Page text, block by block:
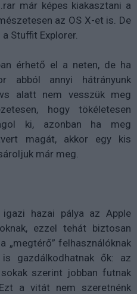
már képes kiakasztani a
az OS X-et is. De
Stuffit Explorer.
érhető el a neten, de ha
abból annyi hátrányunk
alatt nem vesszük meg
hogy tökéletesen
ki, azonban ha meg
magát, akkor egy kis
már meg.
hazai pálya az Apple
ezzel tehát biztosan
„megtérő” felhasználóknak
gazdálkodhatnak ők: az
szerint jobban futnak
a vitát nem szeretnénk